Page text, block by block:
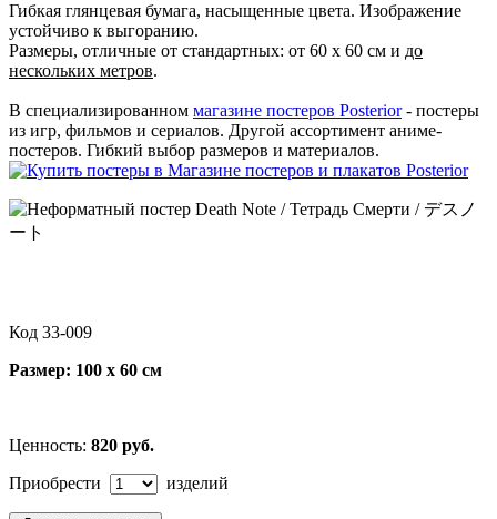
Гибкая глянцевая бумага, насыщенные цвета. Изображение
устойчиво к выгоранию.
Размеры, отличные от стандартных: от 60 х 60 см и до
нескольких метров.
В специализированном магазине постеров Posterior- постеры
из игр, фильмов и сериалов. Другой ассортимент аниме-
постеров. Гибкий выбор размеров и материалов.
Код 33-009
Размер: 100 х 60 см
Ценность: 820 руб.
Приобрести
изделий